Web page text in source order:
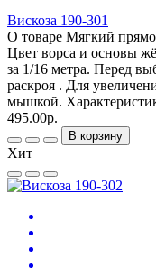
Вискоза 190-301
О товаре Мягкий
Цвет ворса и основы
за 1/16 метра. Перед
раскроя . Для
мышкой.
495.00р.
В корзину
Хит